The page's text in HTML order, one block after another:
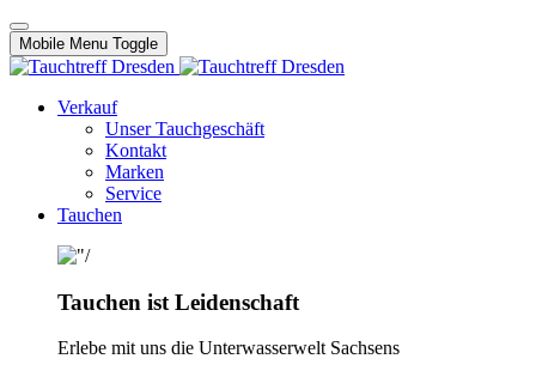
Mobile Menu Toggle
Verkauf
Unser Tauchgeschäft
Kontakt
Marken
Service
Tauchen
Tauchen ist Leidenschaft
Erlebe mit uns die Unterwasserwelt Sachsens